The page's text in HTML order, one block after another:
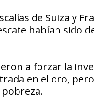
de Suiza y
habían sido
a forzar la
en el oro,